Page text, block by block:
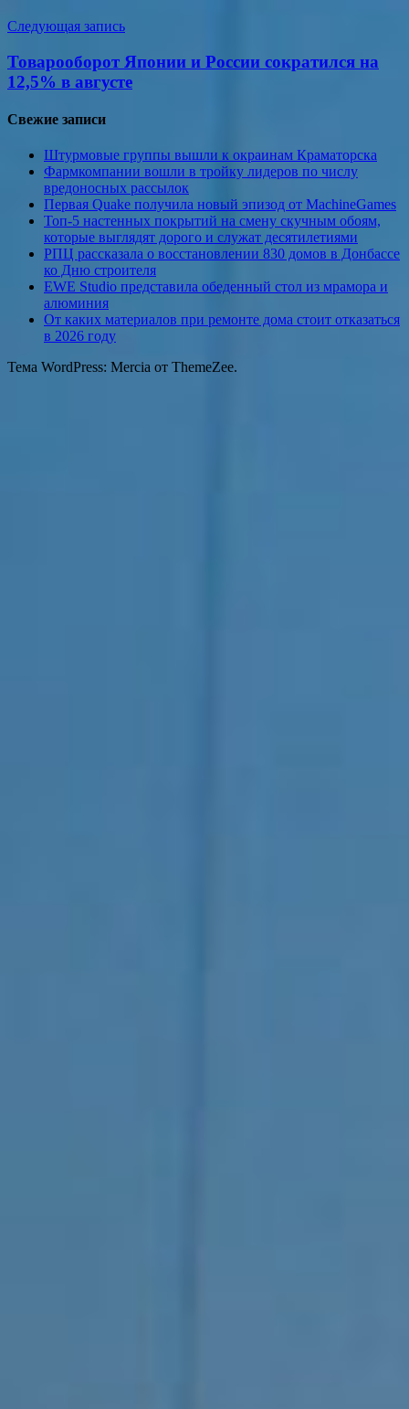
Следующая запись
Товарооборот Японии и России сократился на
12,5% в августе
Свежие записи
Штурмовые группы вышли к окраинам Краматорска
Фармкомпании вошли в тройку лидеров по числу
вредоносных рассылок
Первая Quake получила новый эпизод от MachineGames
Топ-5 настенных покрытий на смену скучным обоям,
которые выглядят дорого и служат десятилетиями
РПЦ рассказала о восстановлении 830 домов в Донбассе
ко Дню строителя
EWE Studio представила обеденный стол из мрамора и
алюминия
От каких материалов при ремонте дома стоит отказаться
в 2026 году
Тема WordPress: Mercia от ThemeZee.